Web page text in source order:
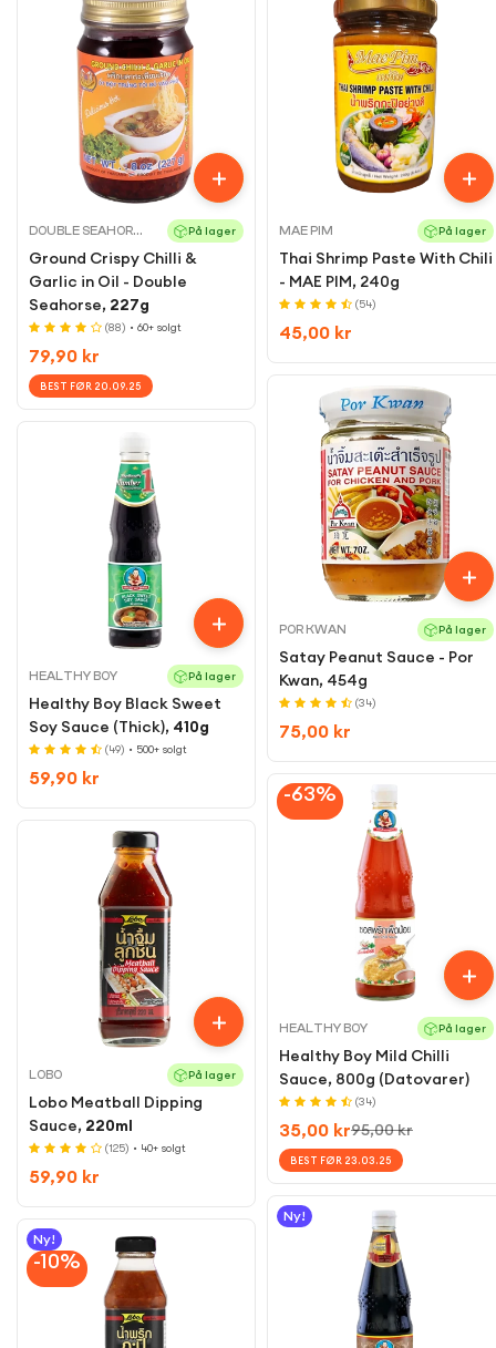
DOUBLE SEAHORSE På lager
Ground Crispy Chilli &
Garlic in Oil - Double
Seahorse, 227g
(88) • 60+ solgt
Regular
price
79,90 kr
BEST FØR 20.09.25
HEALTHY BOY På lager
Healthy Boy Black Sweet
Soy Sauce (Thick), 410g
(49) • 500+ solgt
Regular
59,90 kr
LOBO På lager
Lobo Meatball Dipping
Sauce, 220ml
(125) • 40+ solgt
Regular
59,90 kr
Ny!
-10%
MAE PIM På lager
Thai Shrimp Paste With Chili
- MAE PIM, 240g
(54)
Regular
45,00 kr
POR KWAN På lager
Satay Peanut Sauce - Por
Kwan, 454g
(34)
Regular
75,00 kr
-63%
HEALTHY BOY På lager
Healthy Boy Mild Chilli
Sauce, 800g (Datovarer)
(34)
Sale
price
35,00 kr
Regular
price
95,00 kr
BEST FØR 23.03.25
Ny!